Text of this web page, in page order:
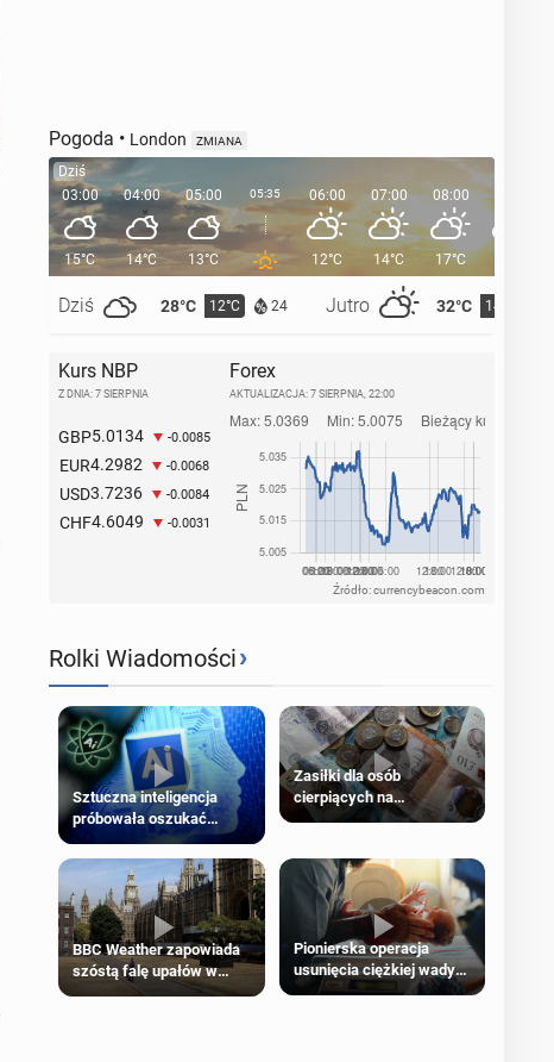
Pogoda • London ZMIANA
Dziś
03:00
15°C
Dziś 28°C 12°C 24 Jutro 32°C 14°C
04:00
14°C
05:00
13°C
05:35 06:00
12°C
07:00
14°C
08:00
17°C
09:00
Kurs NBP
Z DNIA: 7 SIERPNIA
GBP5.0134 -0.0085
EUR4.2982 -0.0068
USD3.7236 -0.0084
CHF4.6049 -0.0031
Forex
AKTUALIZACJA: 7 SIERPNIA, 22:00
Źródło: currencybeacon.com
Rolki Wiadomości›
Sztuczna inteligencja
próbowała oszukać
człowieka
Zasiłki dla osób
cierpiących na
schorzenia psychiczne
BBC Weather zapowiada
szóstą falę upałów w
Londynie
Pionierska operacja
usunięcia ciężkiej wady
wrodzonej płodu w łonie